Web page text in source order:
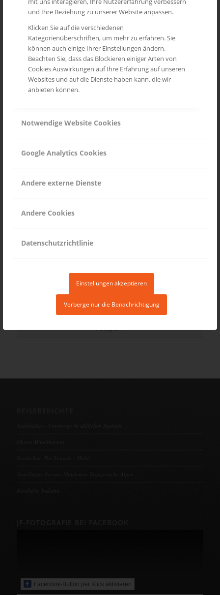
und Ihre Beziehung zu unserer Website anpassen.
Klicken Sie auf die verschiedenen
Kategorienüberschriften, um mehr zu erfahren. Sie
können auch einige Ihrer Einstellungen ändern.
Beachten Sie, dass das Blockieren einiger Arten von
Cookies Auswirkungen auf Ihre Erfahrung auf unseren
Websites und auf die Dienste haben kann, die wir
anbieten können.
Notwendige Website Cookies
Google Analytics Cookies
Andere externe Dienste
Andere Cookies
Datenschutzrichtlinie
Einstellungen akzeptieren
Verberge nur die Benachrichtigung
Routes des Grandes Alpes
Toskana
Provence
Wild Life
Seychellen
INSTAGRAM
Instagram
Facebook-Button per Klick aktivieren